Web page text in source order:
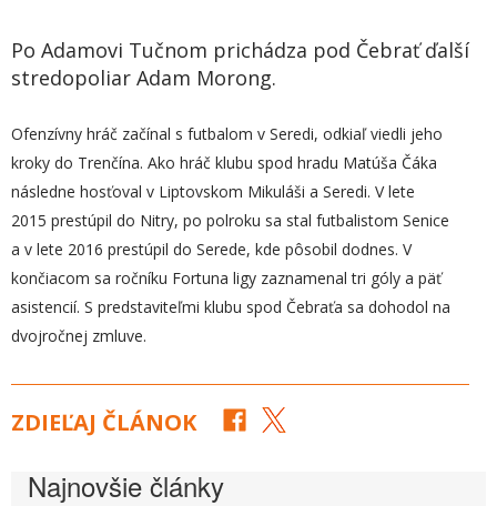
Po Adamovi Tučnom prichádza pod Čebrať ďalší
stredopoliar Adam Morong.
Ofenzívny hráč začínal s futbalom v Seredi, odkiaľ viedli jeho
kroky do Trenčína. Ako hráč klubu spod hradu Matúša Čáka
následne hosťoval v Liptovskom Mikuláši a Seredi. V lete
2015 prestúpil do Nitry, po polroku sa stal futbalistom Senice
a v lete 2016 prestúpil do Serede, kde pôsobil dodnes. V
končiacom sa ročníku Fortuna ligy zaznamenal tri góly a päť
asistencií. S predstaviteľmi klubu spod Čebraťa sa dohodol na
dvojročnej zmluve.
ZDIEĽAJ ČLÁNOK
Najnovšie články